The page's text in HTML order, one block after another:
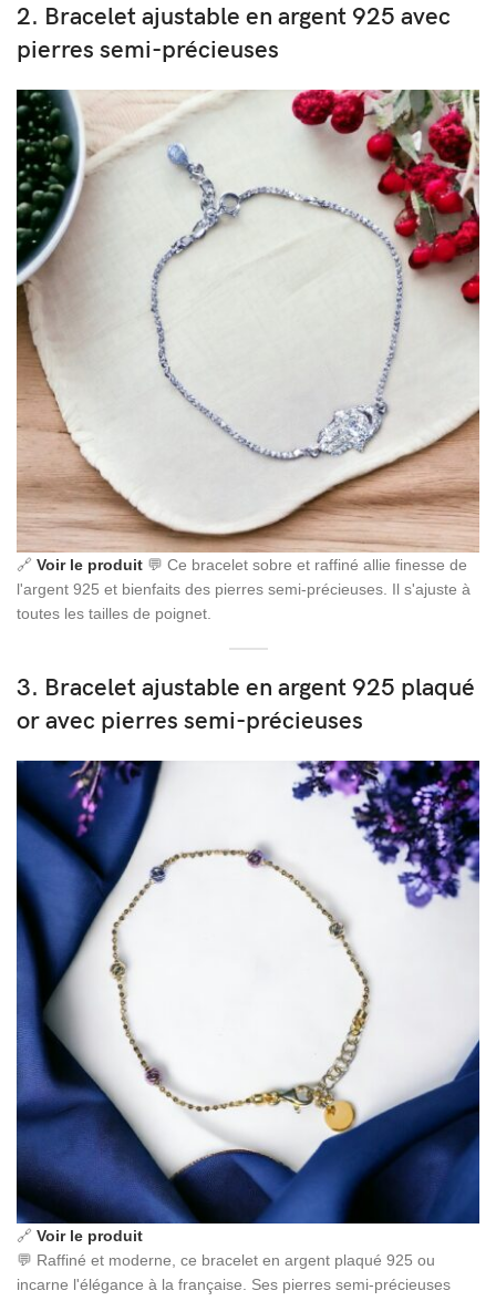
2. Bracelet ajustable en argent 925 avec
pierres semi-précieuses
🔗 Voir le produit 💬 Ce bracelet sobre et raffiné allie finesse de
l'argent 925 et bienfaits des pierres semi-précieuses. Il s'ajuste à
toutes les tailles de poignet.
3. Bracelet ajustable en argent 925 plaqué
or avec pierres semi-précieuses
🔗 Voir le produit
💬 Raffiné et moderne, ce bracelet en argent plaqué 925 ou
incarne l'élégance à la française. Ses pierres semi-précieuses